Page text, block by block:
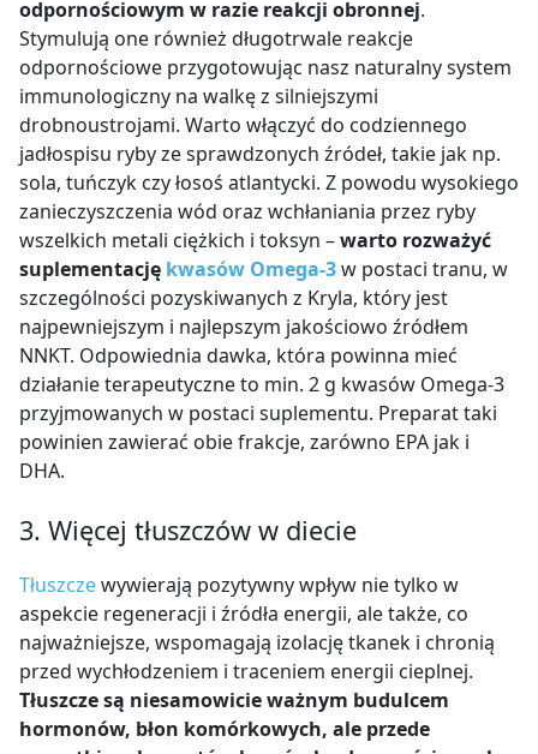
odpornościowym w razie reakcji obronnej.
Stymulują one również długotrwale reakcje
odpornościowe przygotowując nasz naturalny system
immunologiczny na walkę z silniejszymi
drobnoustrojami. Warto włączyć do codziennego
jadłospisu ryby ze sprawdzonych źródeł, takie jak np.
sola, tuńczyk czy łosoś atlantycki. Z powodu wysokiego
zanieczyszczenia wód oraz wchłaniania przez ryby
wszelkich metali ciężkich i toksyn –warto rozważyć
suplementację kwasów Omega-3w postaci tranu, w
szczególności pozyskiwanych z Kryla, który jest
najpewniejszym i najlepszym jakościowo źródłem
NNKT. Odpowiednia dawka, która powinna mieć
działanie terapeutyczne to min. 2 g kwasów Omega-3
przyjmowanych w postaci suplementu. Preparat taki
powinien zawierać obie frakcje, zarówno EPA jak i
DHA.
3. Więcej tłuszczów w diecie
Tłuszczewywierają pozytywny wpływ nie tylko w
aspekcie regeneracji i źródła energii, ale także, co
najważniejsze, wspomagają izolację tkanek i chronią
przed wychłodzeniem i traceniem energii cieplnej.
Tłuszcze są niesamowicie ważnym budulcem
hormonów, błon komórkowych, ale przede